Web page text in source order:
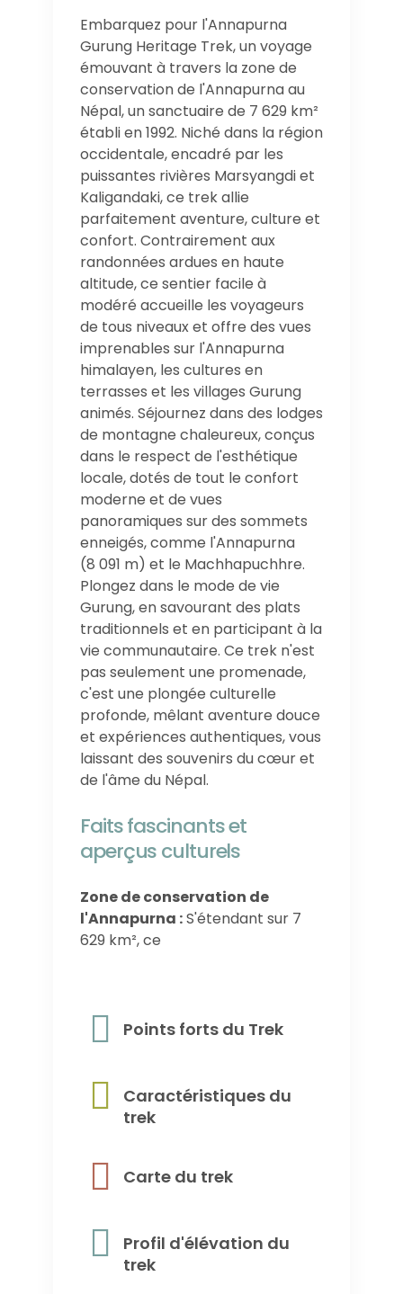
Embarquez pour l'Annapurna
Gurung Heritage Trek, un voyage
émouvant à travers la zone de
conservation de l'Annapurna au
Népal, un sanctuaire de 7 629 km²
établi en 1992. Niché dans la région
occidentale, encadré par les
puissantes rivières Marsyangdi et
Kaligandaki, ce trek allie
parfaitement aventure, culture et
confort. Contrairement aux
randonnées ardues en haute
altitude, ce sentier facile à
modéré accueille les voyageurs
de tous niveaux et offre des vues
imprenables sur l'Annapurna
himalayen, les cultures en
terrasses et les villages Gurung
animés. Séjournez dans des lodges
de montagne chaleureux, conçus
dans le respect de l'esthétique
locale, dotés de tout le confort
moderne et de vues
panoramiques sur des sommets
enneigés, comme l'Annapurna
(8 091 m) et le Machhapuchhre.
Plongez dans le mode de vie
Gurung, en savourant des plats
traditionnels et en participant à la
vie communautaire. Ce trek n'est
pas seulement une promenade,
c'est une plongée culturelle
profonde, mêlant aventure douce
et expériences authentiques, vous
laissant des souvenirs du cœur et
de l'âme du Népal.
Faits fascinants et
aperçus culturels
Zone de conservation de
l'Annapurna :S'étendant sur 7
629 km², ce
Points forts du Trek
Caractéristiques du
trek
Carte du trek
Profil d'élévation du
trek